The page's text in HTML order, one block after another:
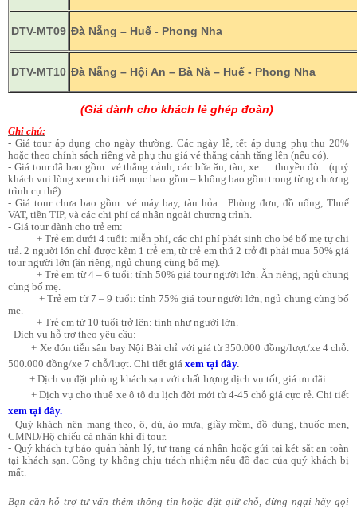
DTV-MT09 Đà Nẵng – Huế - Phong Nha
DTV-MT10 Đà Nẵng – Hội An – Bà Nà – Huế - Phong Nha
(Giá dành cho khách lẻ ghép đoàn)
Ghi chú:
- Giá tour áp dụng cho ngày thường. Các ngày lễ, tết áp dụng phụ thu 20%
hoặc theo chính sách riêng và phụ thu giá vé thắng cảnh tăng lên (nếu có).
- Giá tour đã bao gồm: vé thắng cảnh, các bữa ăn, tàu, xe…. thuyền đò... (quý
khách vui lòng xem chi tiết mục bao gồm – không bao gồm trong từng chương
trình cụ thể).
- Giá tour chưa bao gồm: vé máy bay, tàu hỏa…Phòng đơn, đồ uống, Thuế
VAT, tiền TIP, và các chi phí cá nhân ngoài chương trình.
- Giá tour dành cho trẻ em:
+ Trẻ em dưới 4 tuổi: miễn phí, các chi phí phát sinh cho bé bố mẹ tự chi
trả. 2 người lớn chỉ được kèm 1 trẻ em, từ trẻ em thứ 2 trở đi phải mua 50% giá
tour người lớn (ăn riêng, ngủ chung cùng bố mẹ).
+ Trẻ em từ 4 – 6 tuổi: tính 50% giá tour người lớn. Ăn riêng, ngủ chung
cùng bố mẹ.
+ Trẻ em từ 7 – 9 tuổi: tính 75% giá tour người lớn, ngủ chung cùng bố
mẹ.
+ Trẻ em từ 10 tuổi trở lên: tính như người lớn.
- Dịch vụ hỗ trợ theo yêu cầu:
+ Xe đón tiễn sân bay Nội Bài chỉ với giá từ 350.000 đồng/lượt/xe 4 chỗ.
500.000 đồng/xe 7 chỗ/lượt. Chi tiết giá xem tại đây.
+ Dịch vụ đặt phòng khách sạn với chất lượng dịch vụ tốt, giá ưu đãi.
+ Dịch vụ cho thuê xe ô tô du lịch đời mới từ 4-45 chỗ giá cực rẻ. Chi tiết
xem tại đây.
- Quý khách nên mang theo, ô, dù, áo mưa, giầy mềm, đồ dùng, thuốc men,
CMND/Hộ chiếu cá nhân khi đi tour.
- Quý khách tự bảo quản hành lý, tư trang cá nhân hoặc gửi tại két sắt an toàn
tại khách sạn. Công ty không chịu trách nhiệm nếu đồ đạc của quý khách bị
mất.
Bạn cần hỗ trợ tư vấn thêm thông tin hoặc đặt giữ chỗ, đừng ngại hãy gọi